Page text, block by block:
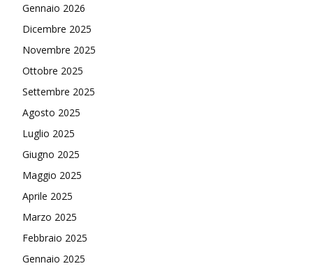
Gennaio 2026
Dicembre 2025
Novembre 2025
Ottobre 2025
Settembre 2025
Agosto 2025
Luglio 2025
Giugno 2025
Maggio 2025
Aprile 2025
Marzo 2025
Febbraio 2025
Gennaio 2025